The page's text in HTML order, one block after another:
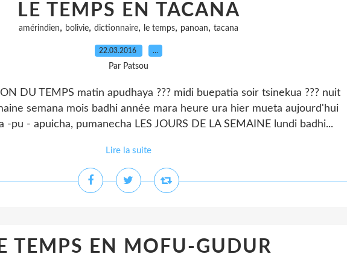
LE TEMPS EN TACANA
amérindien, bolivie, dictionnaire, le temps, panoan, tacana
22.03.2016 …
Par Patsou
DU TEMPS matin apudhaya ??? midi buepatia soir tsinekua ??? nuit
semana mois badhi année mara heure ura hier mueta aujourd'hui
-pu - apuicha, pumanecha LES JOURS DE LA SEMAINE lundi badhi...
Lire la suite
TEMPS EN MOFU-GUDUR